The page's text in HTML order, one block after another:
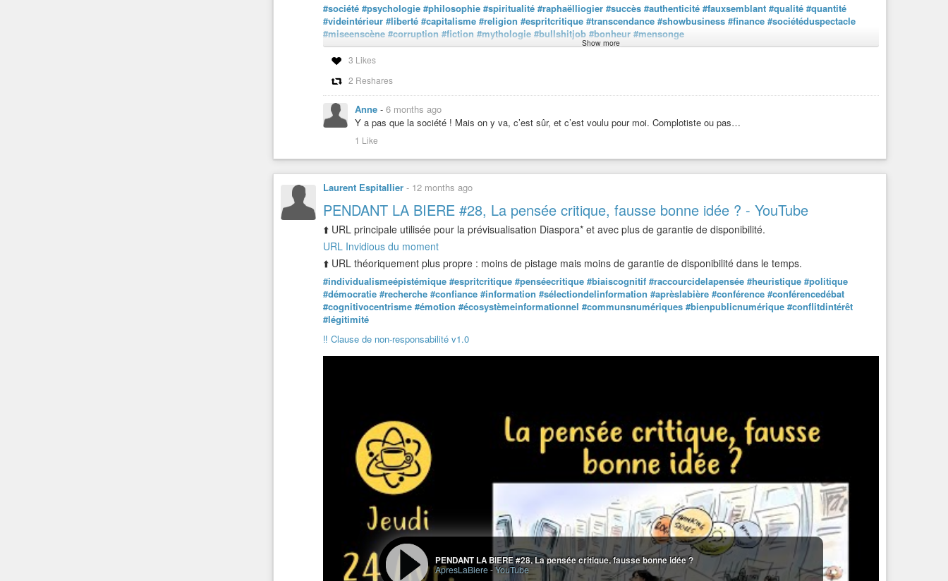
#société #psychologie #philosophie #spiritualité #raphaëlliogier #succès #authenticité #fauxsemblant #qualité #quantité
#videintérieur #liberté #capitalisme #religion #espritcritique #transcendance #showbusiness #finance #sociétéduspectacle
#miseenscène #corruption #fiction #mythologie #bullshitjob #bonheur #mensonge
ÉLUCID-YouTube
Show more
3 Likes
2 Reshares
Anne - 6 months ago
Y a pas que la société ! Mais on y va, c’est sûr, et c’est voulu pour moi. Complotiste ou pas…
1 Like
Laurent Espitallier - 12 months ago
PENDANT LA BIERE #28, La pensée critique, fausse bonne idée ? - YouTube
⬆️ URL principale utilisée pour la prévisualisation Diaspora* et avec plus de garantie de disponibilité.
URL Invidious du moment
⬆️ URL théoriquement plus propre : moins de pistage mais moins de garantie de disponibilité dans le temps.
#individualismeépistémique #espritcritique #penséecritique #biaiscognitif #raccourcidelapensée #heuristique #politique
#démocratie #recherche #confiance #information #sélectiondelinformation #aprèslabière #conférence #conférencedébat
#cognitivocentrisme #émotion #écosystèmeinformationnel #communsnumériques #bienpublicnumérique #conflitdintérêt
#légitimité
‼️ Clause de non-responsabilité v1.0
PENDANT LA BIERE #28, La pensée critique, fausse bonne idée ?
ApresLaBiere-YouTube